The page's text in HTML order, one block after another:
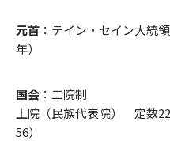
元首 ：テイン・セイン大統
年）
国会 ：二院制
上院（民族代表院） 定数
56）